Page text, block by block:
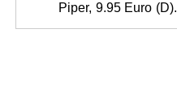
Piper, 9.95 Euro (D).